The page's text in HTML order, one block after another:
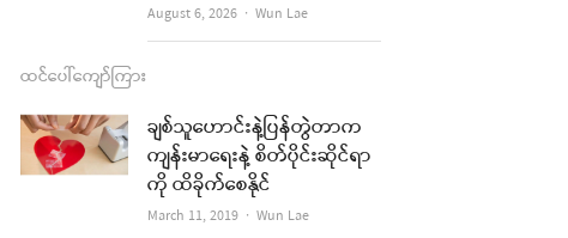
August 6, 2026 Author
Wun Lae
ထင်ပေါ်ကျော်ကြား
ချစ်သူဟောင်းနဲ့ပြန်တွဲတာက
ကျန်းမာရေးနဲ့ စိတ်ပိုင်းဆိုင်ရာ
ကို ထိခိုက်စေနိုင်
March 11, 2019 Author
Wun Lae